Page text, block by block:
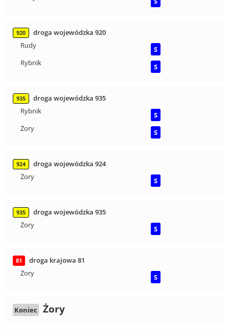
920
droga wojewódzka 920
Rudy
S
Rybnik
S
935
droga wojewódzka 935
Rybnik
S
Żory
S
924
droga wojewódzka 924
Żory
S
935
droga wojewódzka 935
Żory
S
81
droga krajowa 81
Żory
S
Koniec Żory